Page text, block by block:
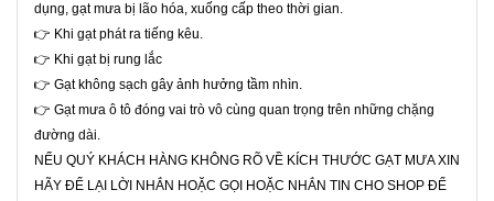
dụng, gạt mưa bị lão hóa, xuống cấp theo thời gian.
👉 Khi gạt phát ra tiếng kêu.
👉 Khi gạt bị rung lắc
👉 Gạt không sạch gây ảnh hưởng tầm nhìn.
👉 Gạt mưa ô tô đóng vai trò vô cùng quan trọng trên những chặng
đường dài.
NẾU QUÝ KHÁCH HÀNG KHÔNG RÕ VỀ KÍCH THƯỚC GẠT MƯA XIN
HÃY ĐỂ LẠI LỜI NHẮN HOẶC GỌI HOẶC NHẮN TIN CHO SHOP ĐỂ